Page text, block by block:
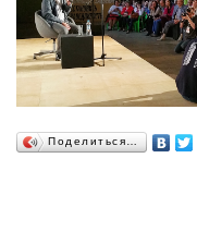
Поделиться…